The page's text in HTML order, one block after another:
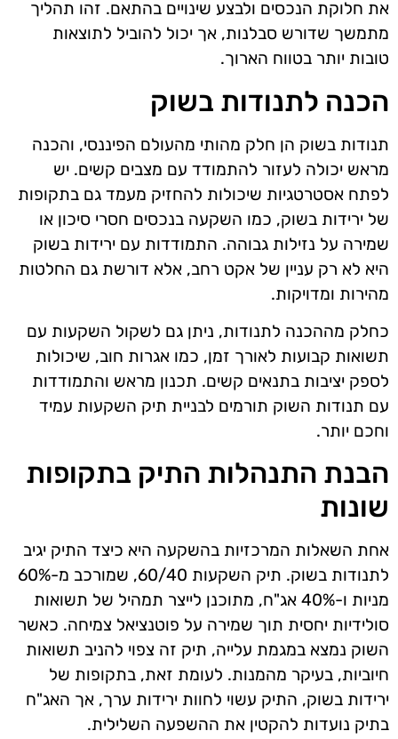
את חלוקת הנכסים ולבצע שינויים בהתאם. זהו תהליך
מתמשך שדורש סבלנות, אך יכול להוביל לתוצאות
טובות יותר בטווח הארוך.
הכנה לתנודות בשוק
תנודות בשוק הן חלק מהותי מהעולם הפיננסי, והכנה
מראש יכולה לעזור להתמודד עם מצבים קשים. יש
לפתח אסטרטגיות שיכולות להחזיק מעמד גם בתקופות
של ירידות בשוק, כמו השקעה בנכסים חסרי סיכון או
שמירה על נזילות גבוהה. התמודדות עם ירידות בשוק
היא לא רק עניין של אקט רחב, אלא דורשת גם החלטות
מהירות ומדויקות.
כחלק מההכנה לתנודות, ניתן גם לשקול השקעות עם
תשואות קבועות לאורך זמן, כמו אגרות חוב, שיכולות
לספק יציבות בתנאים קשים. תכנון מראש והתמודדות
עם תנודות השוק תורמים לבניית תיק השקעות עמיד
וחכם יותר.
הבנת התנהלות התיק בתקופות
שונות
אחת השאלות המרכזיות בהשקעה היא כיצד התיק יגיב
לתנודות בשוק. תיק השקעות 60/40, שמורכב מ-60%
מניות ו-40% אג"ח, מתוכנן לייצר תמהיל של תשואות
סולידיות יחסית תוך שמירה על פוטנציאל צמיחה. כאשר
השוק נמצא במגמת עלייה, תיק זה צפוי להניב תשואות
חיוביות, בעיקר מהמנות. לעומת זאת, בתקופות של
ירידות בשוק, התיק עשוי לחוות ירידות ערך, אך האג"ח
בתיק נועדות להקטין את ההשפעה השלילית.